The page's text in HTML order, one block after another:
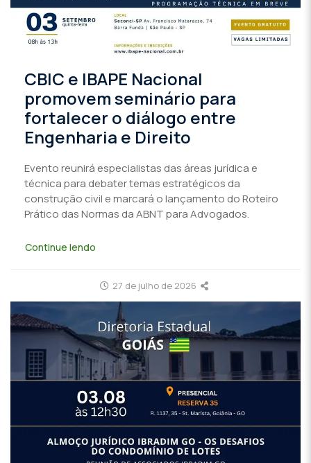
CBIC e IBAPE Nacional
promovem seminário para
fortalecer o diálogo entre
Engenharia e Direito
Evento reunirá especialistas das áreas jurídica e
técnica para debater temas estratégicos da
construção civil e marcará o lançamento do Roteiro
Prático das Normas da ABNT para Advogados.
Continue lendo
27 de julho de 2026